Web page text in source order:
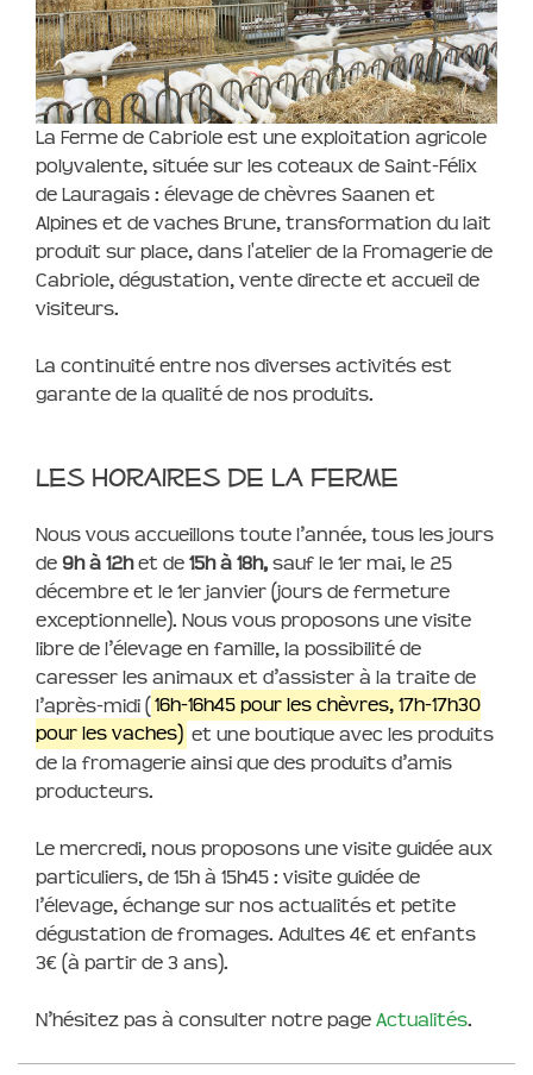
La Ferme de Cabriole est une exploitation agricole
polyvalente, située sur les coteaux de Saint-Félix
de Lauragais : élevage de chèvres Saanen et
Alpines et de vaches Brune, transformation du lait
produit sur place, dans l'atelier de la Fromagerie de
Cabriole, dégustation, vente directe et accueil de
visiteurs.
La continuité entre nos diverses activités est
garante de la qualité de nos produits.
Les horaires de la Ferme
Nous vous accueillons toute l’année, tous les jours
de 9h à 12het de 15h à 18h, sauf le 1er mai, le 25
décembre et le 1er janvier (jours de fermeture
exceptionnelle). Nous vous proposons une visite
libre de l’élevage en famille, la possibilité de
caresser les animaux et d’assister à la traite de
l’après-midi (16h-16h45 pour les chèvres, 17h-17h30
pour les vaches) et une boutique avec les produits
de la fromagerie ainsi que des produits d’amis
producteurs.
Le mercredi, nous proposons une visite guidée aux
particuliers, de 15h à 15h45 : visite guidée de
l’élevage, échange sur nos actualités et petite
dégustation de fromages. Adultes 4€ et enfants
3€ (à partir de 3 ans).
N’hésitez pas à consulter notre page Actualités.